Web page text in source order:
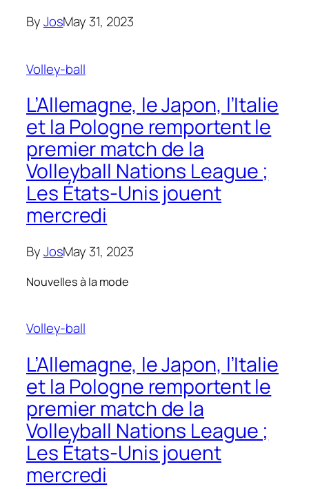
ByJosMay 31, 2023
Volley-ball
L’Allemagne, le Japon, l’Italie
et la Pologne remportent le
premier match de la
Volleyball Nations League ;
Les États-Unis jouent
mercredi
ByJosMay 31, 2023
Nouvelles à la mode
Volley-ball
L’Allemagne, le Japon, l’Italie
et la Pologne remportent le
premier match de la
Volleyball Nations League ;
Les États-Unis jouent
mercredi